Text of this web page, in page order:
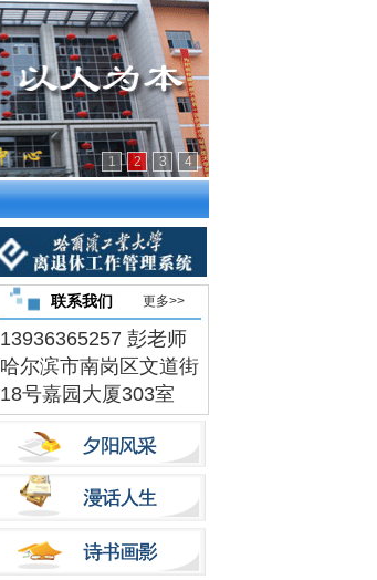
1 2 3 4
联系我们 更多>>
13936365257 彭老师
哈尔滨市南岗区文道街
18号嘉园大厦303室